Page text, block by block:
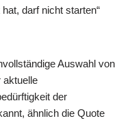
hat, darf nicht starten“
Auswahl von
aktuelle
der
ähnlich die Quote